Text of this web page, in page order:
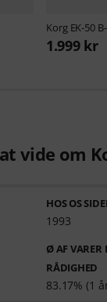
Korg EK-50
1.999 kr
vide om
HOS OS
1993
Ø AF VARER
RÅDIGHED
83.17% (1